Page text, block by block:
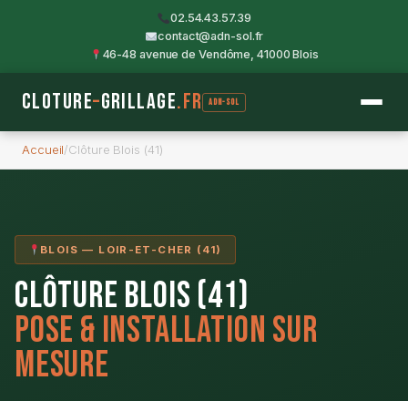
02.54.43.57.39
contact@adn-sol.fr
46-48 avenue de Vendôme, 41000 Blois
Cloture–Grillage.fr ADN-SOL
Accueil/Clôture Blois (41)
BLOIS — LOIR-ET-CHER (41)
Clôture Blois (41)
Pose & Installation Sur
Mesure